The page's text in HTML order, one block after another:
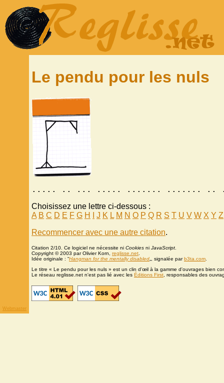
Webmaster
Le pendu pour les nuls
..... .. ... ..... ....... ....... ..
Choisissez une lettre ci-dessous :
A B C D E F G H J K L M N O P Q R S T U V W X Y Z
Recommencer avec une autre citation.
Citation 2/10. Ce logiciel ne nécessite ni Cookies ni JavaScript
Copyright © 2003 par Olivier Korn, reglisse.net
Idée originale : “Hangman for the mentally disabled „, signalée parb3ta.com
Le titre « Le pendu pour les nuls » est un clin d'œil à la gamme d'ouvrages bien
Le réseau reglisse.net n'est pas lié avec les Éditions First , responsables des